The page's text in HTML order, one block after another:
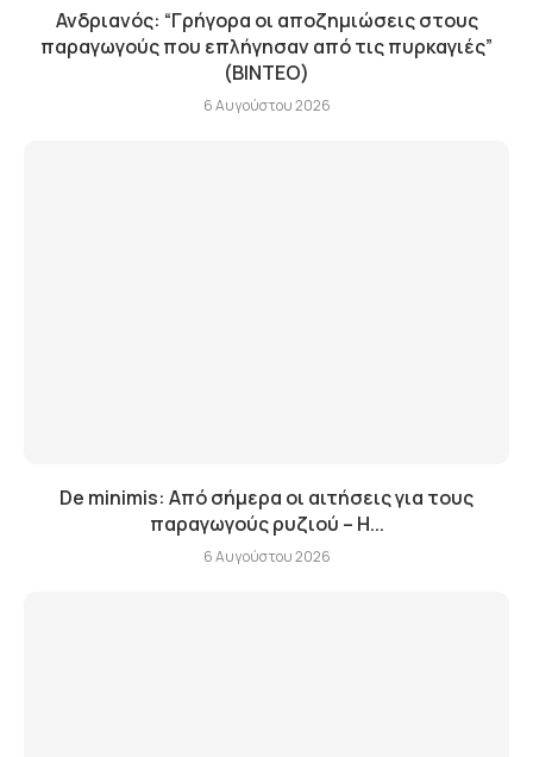
Ανδριανός: “Γρήγορα οι αποζημιώσεις στους
παραγωγούς που επλήγησαν από τις πυρκαγιές”
(BINTEO)
6 Αυγούστου 2026
De minimis: Από σήμερα οι αιτήσεις για τους
παραγωγούς ρυζιού – Η...
6 Αυγούστου 2026